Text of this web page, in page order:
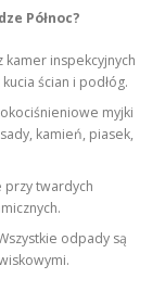
Północ?
kamer inspekcyjnych
ścian i podłóg.
myjki
kamień, piasek,
przy twardych
odpady są